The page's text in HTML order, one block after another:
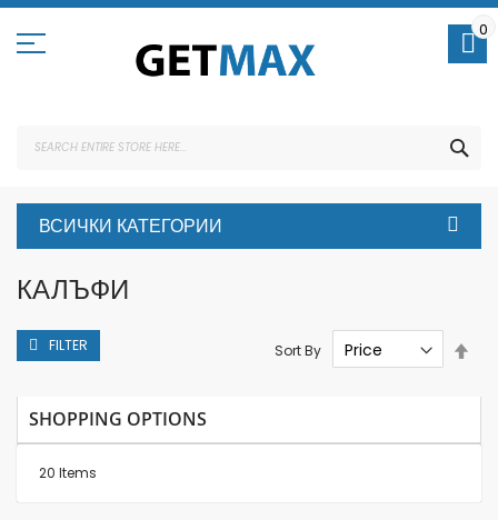
Skip
Content
0
ВСИЧКИ КАТЕГОРИИ
КАЛЪФИ
20 Items
Sort By
FILTER
SHOPPING OPTIONS